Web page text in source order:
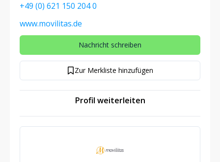
+49 (0) 621 150 204 0
www.movilitas.de
Nachricht schreiben
Zur Merkliste hinzufügen
Profil weiterleiten